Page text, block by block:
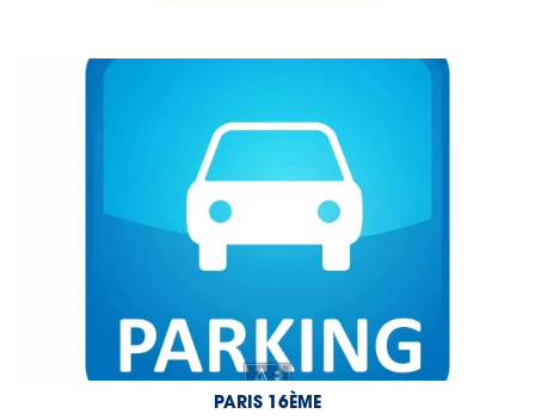
PARIS 16ÈME